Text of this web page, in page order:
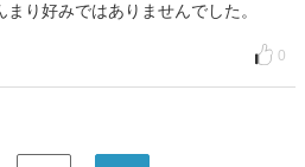
り好みではありませんでした。
0